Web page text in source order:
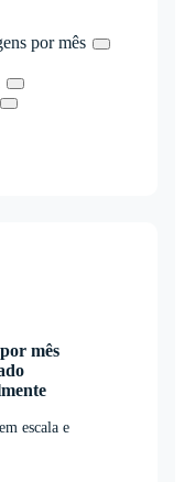
por mês
mês
escala e